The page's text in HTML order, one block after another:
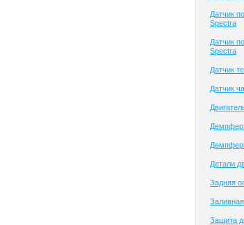
Датчик
Spectra
Датчик
Spectra
Датчик
Датчик
Демпфер
Детали
Задняя
Защита